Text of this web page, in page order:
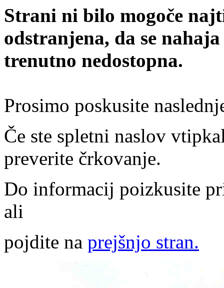
Strani ni bilo mogoče
odstranjena, da se
trenutno nedostopna.
Prosimo poskusite
Če ste spletni naslov
preverite črkovanje.
Do informacij poizkusite
ali
pojdite na prejšnjo stran.